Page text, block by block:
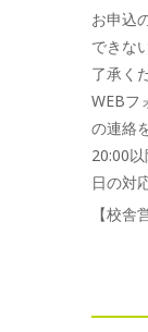
お申込
できな
了承く
WEBフ
の連絡
20:00
日の対
【校舎